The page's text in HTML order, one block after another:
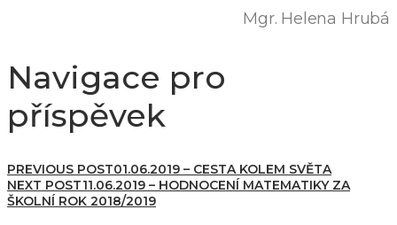
Mgr. Helena Hrubá
Navigace pro
příspěvek
PREVIOUS POST01.06.2019 – CESTA KOLEM SVĚTA
NEXT POST11.06.2019 – HODNOCENÍ MATEMATIKY ZA
ŠKOLNÍ ROK 2018/2019